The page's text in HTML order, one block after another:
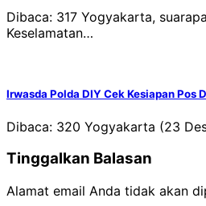
Dibaca: 317 Yogyakarta,
Keselamatan…
Irwasda Polda DIY Cek Kesiapan Pos
Dibaca: 320 Yogyakarta (23
Tinggalkan Balasan
Alamat email Anda tidak akan